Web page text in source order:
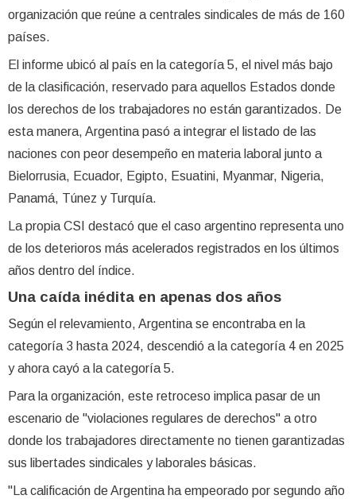
organización que reúne a centrales sindicales de más de 160
países.
El informe ubicó al país en la categoría 5, el nivel más bajo
de la clasificación, reservado para aquellos Estados donde
los derechos de los trabajadores no están garantizados. De
esta manera, Argentina pasó a integrar el listado de las
naciones con peor desempeño en materia laboral junto a
Bielorrusia, Ecuador, Egipto, Esuatini, Myanmar, Nigeria,
Panamá, Túnez y Turquía.
La propia CSI destacó que el caso argentino representa uno
de los deterioros más acelerados registrados en los últimos
años dentro del índice.
Una caída inédita en apenas dos años
Según el relevamiento, Argentina se encontraba en la
categoría 3 hasta 2024, descendió a la categoría 4 en 2025
y ahora cayó a la categoría 5.
Para la organización, este retroceso implica pasar de un
escenario de "violaciones regulares de derechos" a otro
donde los trabajadores directamente no tienen garantizadas
sus libertades sindicales y laborales básicas.
"La calificación de Argentina ha empeorado por segundo año